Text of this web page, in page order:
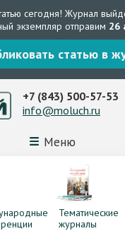
сегодня! Журнал
экземпляр отправим 26
статью в
Меню
+7 (843) 500-57-53
info@moluch.ru
Тематические
журналы